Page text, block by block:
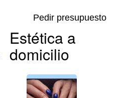
Pedir presupuesto
Estética a
domicilio